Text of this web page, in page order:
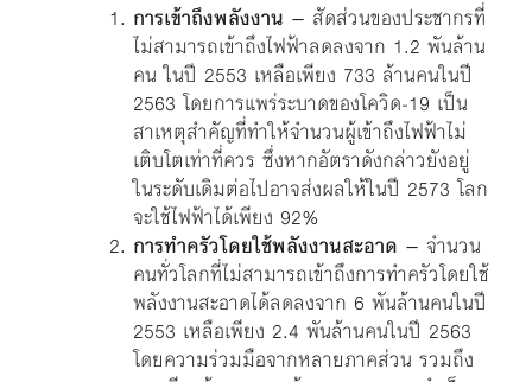
การเข้าถึงพลังงาน – สัดส่วนของประชากรที่
ไม่สามารถเข้าถึงไฟฟ้าลดลงจาก 1.2 พันล้าน
คน ในปี 2553 เหลือเพียง 733 ล้านคนในปี
2563 โดยการแพร่ระบาดของโควิด-19 เป็น
สาเหตุสำคัญที่ทำให้จำนวนผู้เข้าถึงไฟฟ้าไม่
เติบโตเท่าที่ควร ซึ่งหากอัตราดังกล่าวยังอยู่
ในระดับเดิมต่อไปอาจส่งผลให้ในปี 2573 โลก
จะใช้ไฟฟ้าได้เพียง 92%
การทำครัวโดยใช้พลังงานสะอาด – จำนวน
คนทั่วโลกที่ไม่สามารถเข้าถึงการทำครัวโดยใช้
พลังงานสะอาดได้ลดลงจาก 6 พันล้านคนในปี
2553 เหลือเพียง 2.4 พันล้านคนในปี 2563
โดยความร่วมมือจากหลายภาคส่วน รวมถึง